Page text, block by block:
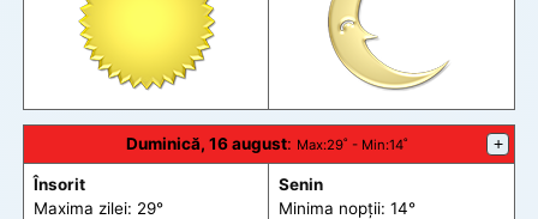
Duminică, 16 august: Max:29˚ - Min:14˚ +
Însorit
Maxima zilei: 29°
Senin
Minima nopții: 14°